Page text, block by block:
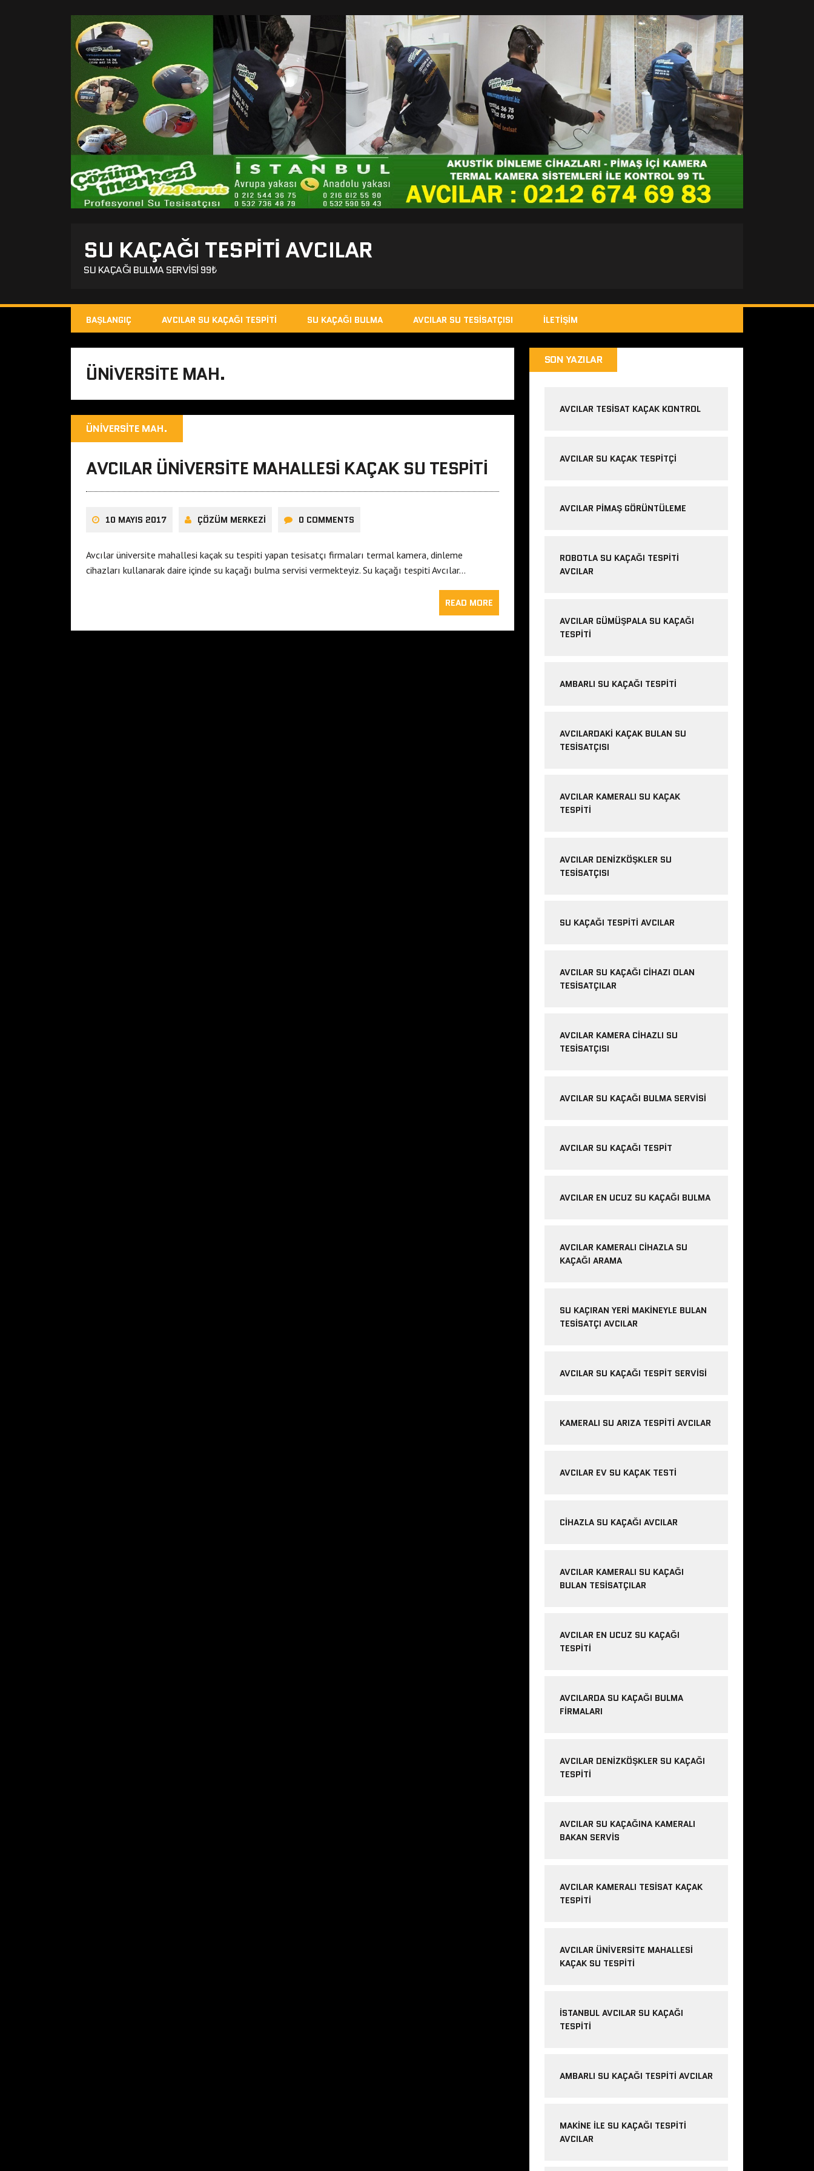
SU KAÇAĞI TESPITI AVCILAR
SU KAÇAĞI BULMA SERVISI 99₺
BAŞLANGIÇ AVCILAR SU KAÇAĞI TESPITI SU KAÇAĞI BULMA AVCILAR SU TESISATÇISI İLETIŞIM
ÜNIVERSITE MAH.
ÜNIVERSITE MAH.
AVCILAR ÜNIVERSITE MAHALLESI KAÇAK SU TESPITI
10 MAYIS 2017 ÇÖZÜM MERKEZI 0 COMMENTS
Avcılar üniversite mahallesi kaçak su tespiti yapan tesisatçı firmaları termal kamera, dinleme
cihazları kullanarak daire içinde su kaçağı bulma servisi vermekteyiz. Su kaçağı tespiti Avcılar…
READ MORE
SON YAZILAR
AVCILAR TESISAT KAÇAK KONTROL
AVCILAR SU KAÇAK TESPITÇI
AVCILAR PIMAŞ GÖRÜNTÜLEME
ROBOTLA SU KAÇAĞI TESPITI
AVCILAR
AVCILAR GÜMÜŞPALA SU KAÇAĞI
TESPITI
AMBARLI SU KAÇAĞI TESPITI
AVCILARDAKI KAÇAK BULAN SU
TESISATÇISI
AVCILAR KAMERALI SU KAÇAK
TESPITI
AVCILAR DENIZKÖŞKLER SU
TESISATÇISI
SU KAÇAĞI TESPITI AVCILAR
AVCILAR SU KAÇAĞI CIHAZI OLAN
TESISATÇILAR
AVCILAR KAMERA CIHAZLI SU
TESISATÇISI
AVCILAR SU KAÇAĞI BULMA SERVISI
AVCILAR SU KAÇAĞI TESPIT
AVCILAR EN UCUZ SU KAÇAĞI BULMA
AVCILAR KAMERALI CIHAZLA SU
KAÇAĞI ARAMA
SU KAÇIRAN YERI MAKINEYLE BULAN
TESISATÇI AVCILAR
AVCILAR SU KAÇAĞI TESPIT SERVISI
KAMERALI SU ARIZA TESPITI AVCILAR
AVCILAR EV SU KAÇAK TESTI
CIHAZLA SU KAÇAĞI AVCILAR
AVCILAR KAMERALI SU KAÇAĞI
BULAN TESISATÇILAR
AVCILAR EN UCUZ SU KAÇAĞI
TESPITI
AVCILARDA SU KAÇAĞI BULMA
FIRMALARI
AVCILAR DENIZKÖŞKLER SU KAÇAĞI
TESPITI
AVCILAR SU KAÇAĞINA KAMERALI
BAKAN SERVIS
AVCILAR KAMERALI TESISAT KAÇAK
TESPITI
AVCILAR ÜNIVERSITE MAHALLESI
KAÇAK SU TESPITI
İSTANBUL AVCILAR SU KAÇAĞI
TESPITI
AMBARLI SU KAÇAĞI TESPITI AVCILAR
MAKINE ILE SU KAÇAĞI TESPITI
AVCILAR